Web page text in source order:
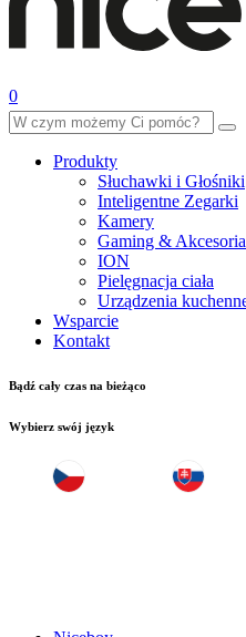
0
Produkty
Słuchawki i Głośniki
Inteligentne Zegarki
Kamery
Gaming &
ION
Pielęgnacja ciała
Urządzenia
Wsparcie
Kontakt
Bądź cały czas na bieżąco
Wybierz swój język